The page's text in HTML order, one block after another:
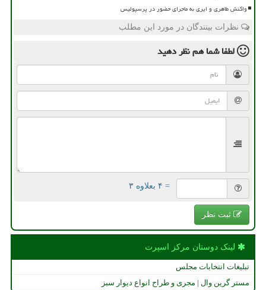
واکنش طاهری و ایری به ماجرای حضور در پرسپولیس
نظرات بینندگان در مورد این مطلب
لطفا شما همنظر دهید
= ۴ بعلاوه ۳
ثبت نظر
لینک دوستان مركز اسپرت
تبلیغات انتخابات مجلس
مستر گرین وال | مجری و طراح انواع دیوار سبز